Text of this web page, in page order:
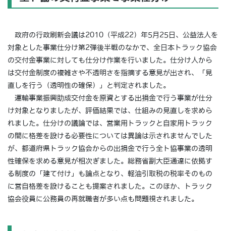
政府の行政刷新会議は2010（平成22）年5月25日、公益法人を
対象とした事業仕分け第2弾後半戦のなかで、全日本トラック協会
の交付金事業に対しても仕分け作業を行いました。仕分け人から
は交付金制度の複雑さや不透明さを指摘する意見が出され、「見
直しを行う（透明性の確保）」と判定されました。
運輸事業振興助成交付金を原資とする出捐金で行う事業が仕分
け対象となりましたが、評価結果では、仕組みの見直しを求めら
れました。仕分けの議論では、営業用トラックと自家用トラック
の間に格差を設ける必要性については異論は示されませんでした
が、都道府県トラック協会からの出捐金で行う全ト協事業の透明
性確保を求める意見が相次ぎました。総務省副大臣通達に依拠す
る制度の「建て付け」も論点となり、軽油引取税の税率そのもの
に営自格差を設けることも提案されました。このほか、トラック
協会役員に公務員の再就職者が多い点も問題視されました。